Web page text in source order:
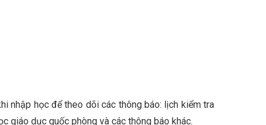
nhập học để theo dõi các thông báo: lịch kiểm tra
giáo dục quốc phòng và các thông báo khác.